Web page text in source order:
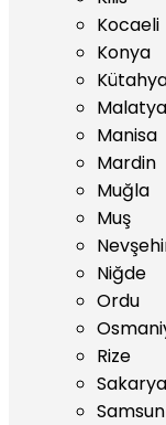
Kocaeli
Konya
Malatya
Manisa
Mardin
Muğla
Muş
Niğde
Ordu
Rize
Sakarya
Samsun